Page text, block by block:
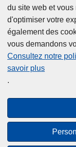
du site web et vous
d'optimiser votre
également des
vous demandons
Consultez notre
savoir plus
.